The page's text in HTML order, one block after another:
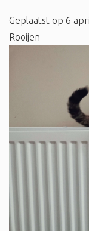
Geplaatst op 6
Rooijen